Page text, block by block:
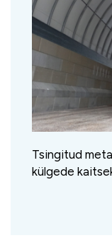
Tsingitud
külgede